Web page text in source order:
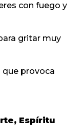
con fuego y
gritar muy
que provoca
Espíritu